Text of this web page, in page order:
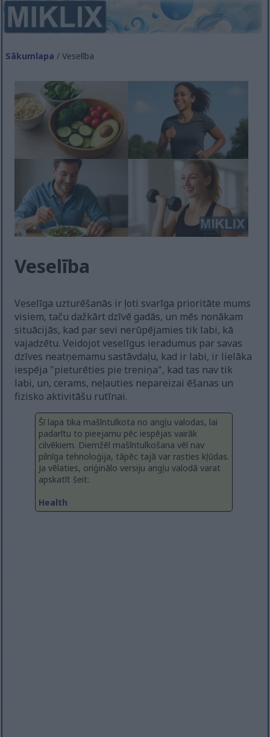
Sākumlapa / Veselība
Veselība
Veselīga uzturēšanās ir ļoti svarīga prioritāte mums
visiem, taču dažkārt dzīvē gadās, un mēs nonākam
situācijās, kad par sevi nerūpējamies tik labi, kā
vajadzētu. Veidojot veselīgus ieradumus par savas
dzīves neatņemamu sastāvdaļu, kad ir labi, ir lielāka
iespēja "pieturēties pie treniņa", kad tas nav tik
labi, un, cerams, neļauties nepareizai ēšanas un
fizisko aktivitāšu rutīnai.
Šī lapa tika mašīntulkota no angļu valodas, lai
padarītu to pieejamu pēc iespējas vairāk
cilvēkiem. Diemžēl mašīntulkošana vēl nav
pilnīga tehnoloģija, tāpēc tajā var rasties kļūdas.
Ja vēlaties, oriģinālo versiju angļu valodā varat
apskatīt šeit:
Health